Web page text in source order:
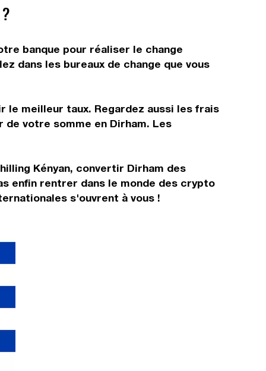
banque pour réaliser le change
dans les bureaux de change que vous
le meilleur taux. Regardez aussi les frais
votre somme en Dirham. Les
Kényan, convertir Dirham des
enfin rentrer dans le monde des crypto
s'ouvrent à vous !